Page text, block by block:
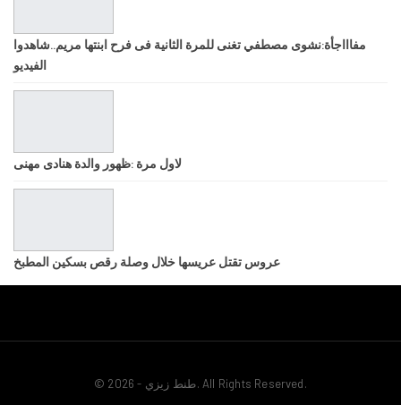
مفاااجأة:نشوى مصطفي تغنى للمرة الثانية فى فرح ابنتها مريم..شاهدوا
الفيديو
لاول مرة :ظهور والدة هنادى مهنى
عروس تقتل عريسها خلال وصلة رقص بسكين المطبخ
© 2026 - طنط زيزي. All Rights Reserved.